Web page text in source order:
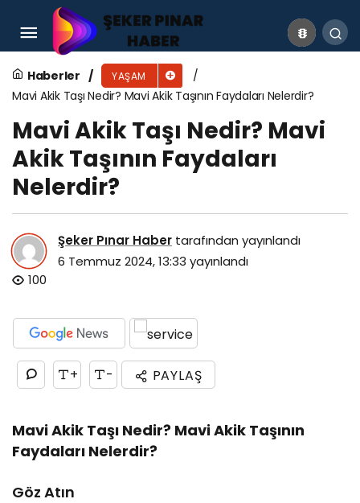
Haberler YAŞAM
Mavi Akik Taşı Nedir? Mavi Akik Taşının Faydaları Nelerdir?
Mavi Akik Taşı Nedir? Mavi
Akik Taşının Faydaları
Nelerdir?
Şeker Pınar Haber tarafından yayınlandı
6 Temmuz 2024, 13:33 yayınlandı
100
+ - PAYLAŞ
Mavi Akik Taşı Nedir? Mavi Akik Taşının
Faydaları Nelerdir?
Göz Atın
Koridor Dekorasyonu Fikirleri